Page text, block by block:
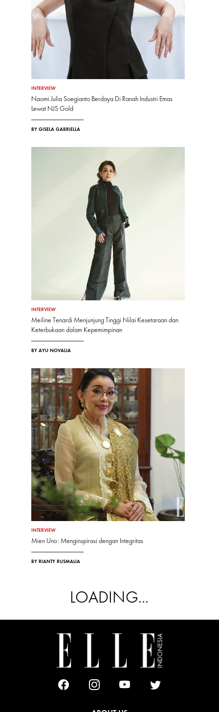
INTERVIEW
Naomi Julia Soegianto Berdaya Di Ranah Industri Emas
Lewat NJS Gold
BY GISELA GABRIELLA
INTERVIEW
Meiline Tenardi Menjunjung Tinggi Nilai Kesetaraan dan
Keterbukaan dalam Kepemimpinan
BY AYU NOVALIA
INTERVIEW
Mien Uno: Menginspirasi dengan Integritas
BY RIANTY RUSMALIA
LOADING...